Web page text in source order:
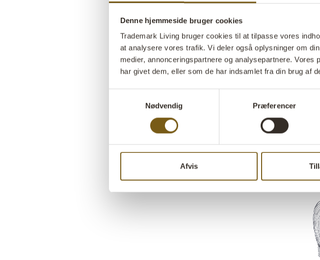
Denne hjemmeside bruger cookies
Trademark Living bruger cookies til at tilpasse vores
at analysere vores trafik. Vi deler også oplysninger om
medier, annonceringspartnere og analysepartnere.
har givet dem, eller som de har indsamlet fra din brug af
Nødvendig
Præferencer
Afvis